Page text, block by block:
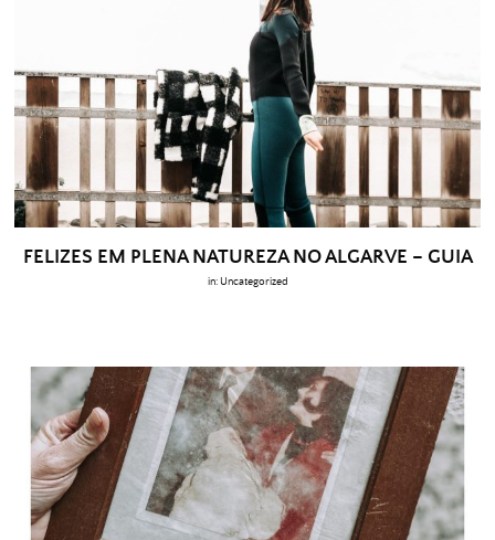
FELIZES EM PLENA NATUREZA NO ALGARVE – GUIA
in: Uncategorized